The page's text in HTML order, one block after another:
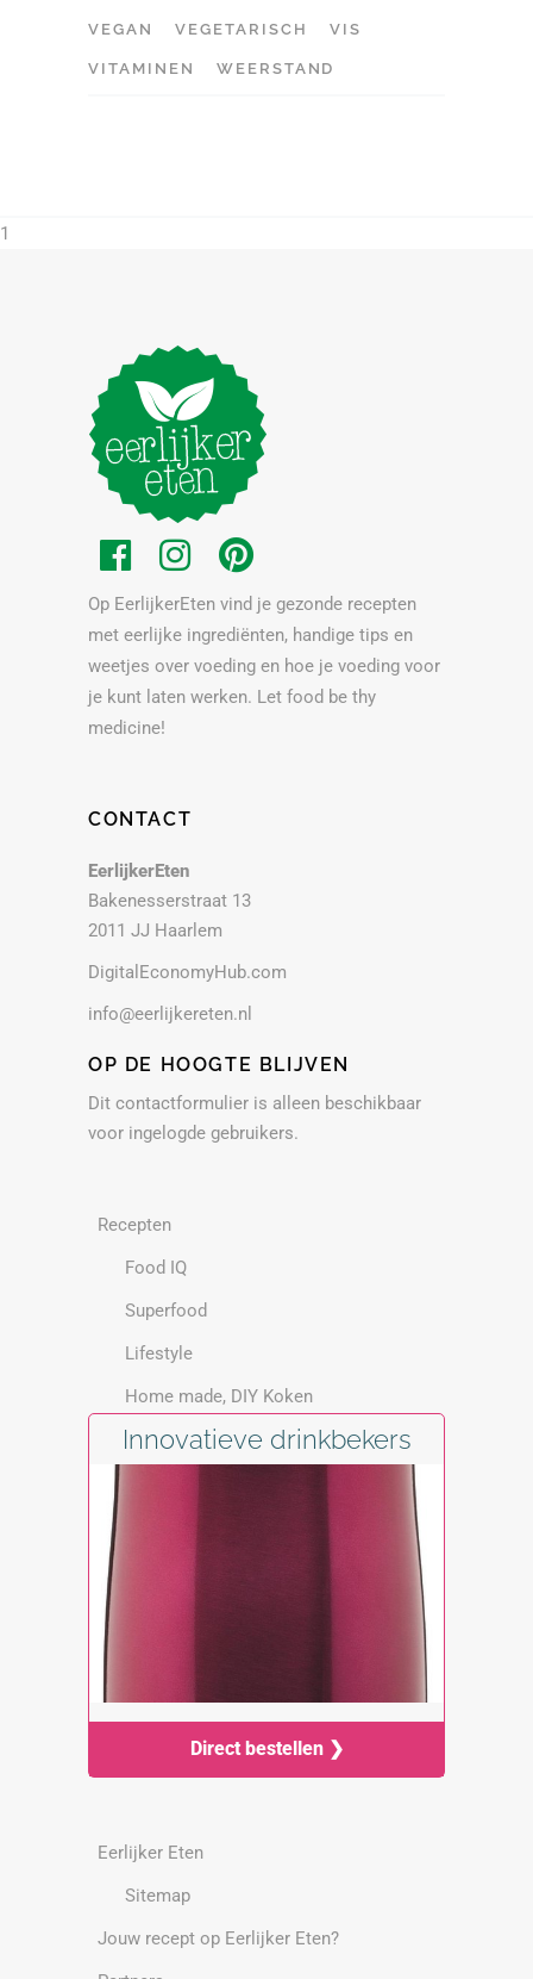
VEGAN VEGETARISCH VIS
VITAMINEN WEERSTAND
1
Op EerlijkerEten vind je gezonde recepten
met eerlijke ingrediënten, handige tips en
weetjes over voeding en hoe je voeding voor
je kunt laten werken. Let food be thy
medicine!
CONTACT
EerlijkerEten
Bakenesserstraat 13
2011 JJ Haarlem
DigitalEconomyHub.com
info@eerlijkereten.nl
OP DE HOOGTE BLIJVEN
Dit contactformulier is alleen beschikbaar
voor ingelogde gebruikers.
Recepten
Food IQ
Superfood
Lifestyle
Home made, DIY Koken
Innovatieve drinkbekers
Direct bestellen ❯
Eerlijker Eten
Sitemap
Jouw recept op Eerlijker Eten?